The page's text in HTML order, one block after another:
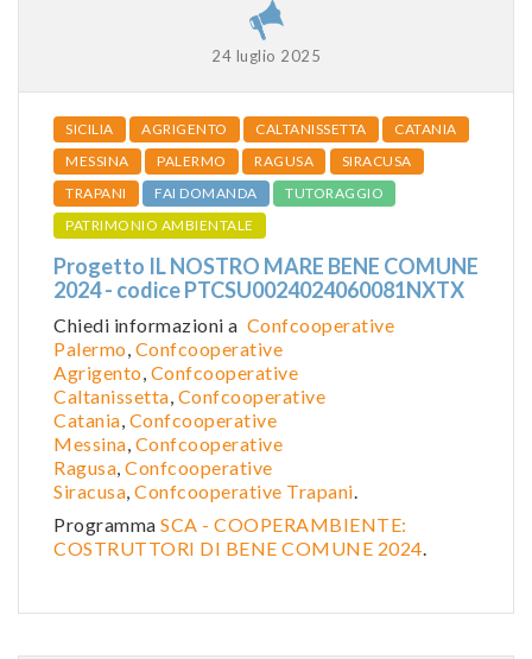
24 luglio 2025
SICILIA AGRIGENTO CALTANISSETTA
CATANIA
MESSINA
PALERMO RAGUSA
SIRACUSA
TRAPANI
FAI DOMANDA
TUTORAGGIO
PATRIMONIO AMBIENTALE
Progetto IL NOSTRO MARE BENE COMUNE
2024 - codice PTCSU0024024060081NXTX
Chiedi informazioni a Confcooperative
Palermo, Confcooperative
Agrigento, Confcooperative
Caltanissetta, Confcooperative
Catania, Confcooperative
Messina, Confcooperative
Ragusa, Confcooperative
Siracusa, Confcooperative Trapani.
Programma SCA - COOPERAMBIENTE:
COSTRUTTORI DI BENE COMUNE 2024.